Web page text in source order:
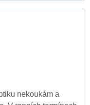
nekoukám a